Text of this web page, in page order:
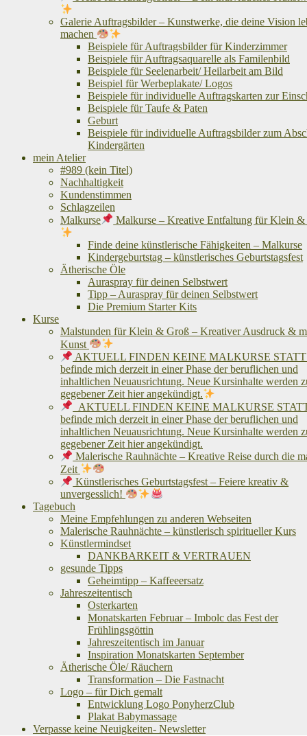
Galerie Auftragsbilder – Kunstwerke, die deine Vision
machen
Beispiele für Auftragsbilder für Kinderzimmer
Beispiele für Auftragsaquarelle als Familenbild
Beispiele für Seelenarbeit/ Heilarbeit am Bild
Beispiel für Werbeplakate/ Logos
Beispiele für individuelle Auftragskarten zur
Beispiele für Taufe & Paten
Geburt
Beispiele für individuelle Auftragsbilder zum
Kindergärten
mein Atelier
#989 (kein Titel)
Nachhaltigkeit
Kundenstimmen
Schlagzeilen
Malkurse
Malkurse – Kreative Entfaltung für Klein
Finde deine künstlerische Fähigkeiten – Malkurse
Kindergeburtstag – künstlerisches Geburtstagsfest
Ätherische Öle
Auraspray für deinen Selbstwert
Tipp – Auraspray für deinen Selbstwert
Die Premium Starter Kits
Kurse
Malstunden für Klein & Groß – Kreativer Ausdruck &
Kunst
AKTUELL FINDEN KEINE MALKURSE
befinde mich derzeit in einer Phase der beruflichen und
inhaltlichen Neuausrichtung. Neue Kursinhalte werden
gegebener Zeit hier angekündigt.
AKTUELL FINDEN KEINE MALKURSE
befinde mich derzeit in einer Phase der beruflichen und
inhaltlichen Neuausrichtung. Neue Kursinhalte werden
gegebener Zeit hier angekündigt.
Malerische Rauhnächte – Kreative Reise durch die
Zeit
Künstlerisches Geburtstagsfest – Feiere kreativ &
unvergesslich!
Tagebuch
Meine Empfehlungen zu anderen Webseiten
Malerische Rauhnächte – künstlerisch spiritueller Kurs
Künstlermindset
DANKBARKEIT & VERTRAUEN
gesunde Tipps
Geheimtipp – Kaffeeersatz
Jahreszeitentisch
Osterkarten
Monatskarten Februar – Imbolc das Fest der
Frühlingsgöttin
Jahreszeitentisch im Januar
Inspiration Monatskarten September
Ätherische Öle/ Räuchern
Transformation – Die Fastnacht
Logo – für Dich gemalt
Entwicklung Logo PonyherzClub
Plakat Babymassage
Verpasse keine Neuigkeiten- Newsletter